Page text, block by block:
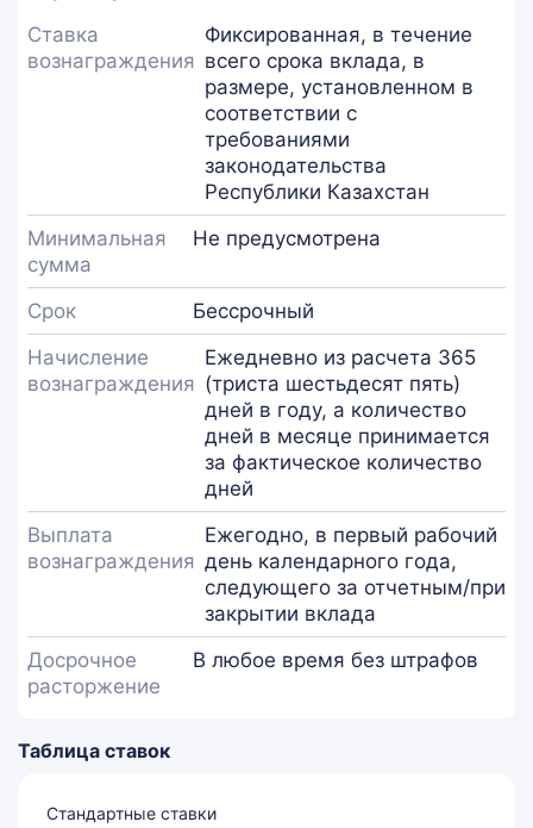
Ставка
вознаграждения
Фиксированная, в течение
всего срока вклада, в
размере, установленном в
соответствии с
требованиями
законодательства
Республики Казахстан
Минимальная
сумма
Не предусмотрена
Срок
Бессрочный
Начисление
вознаграждения
Ежедневно из расчета 365
(триста шестьдесят пять)
дней в году, а количество
дней в месяце принимается
за фактическое количество
дней
Выплата
вознаграждения
Ежегодно, в первый рабочий
день календарного года,
следующего за отчетным/при
закрытии вклада
Досрочное
расторжение
В любое время без штрафов
Таблица ставок
Стандартные ставки